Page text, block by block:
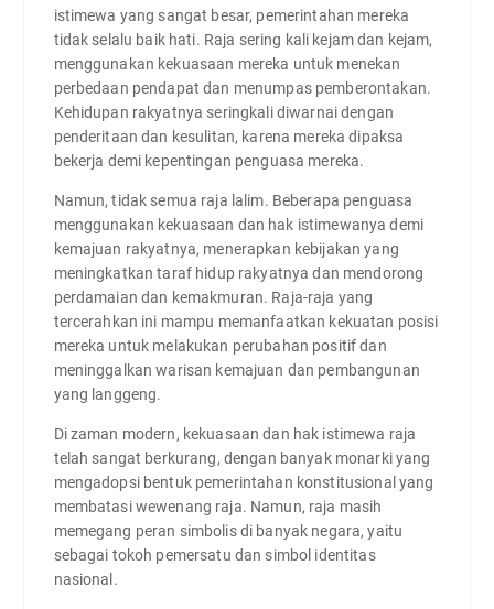
istimewa yang sangat besar, pemerintahan mereka
tidak selalu baik hati. Raja sering kali kejam dan kejam,
menggunakan kekuasaan mereka untuk menekan
perbedaan pendapat dan menumpas pemberontakan.
Kehidupan rakyatnya seringkali diwarnai dengan
penderitaan dan kesulitan, karena mereka dipaksa
bekerja demi kepentingan penguasa mereka.
Namun, tidak semua raja lalim. Beberapa penguasa
menggunakan kekuasaan dan hak istimewanya demi
kemajuan rakyatnya, menerapkan kebijakan yang
meningkatkan taraf hidup rakyatnya dan mendorong
perdamaian dan kemakmuran. Raja-raja yang
tercerahkan ini mampu memanfaatkan kekuatan posisi
mereka untuk melakukan perubahan positif dan
meninggalkan warisan kemajuan dan pembangunan
yang langgeng.
Di zaman modern, kekuasaan dan hak istimewa raja
telah sangat berkurang, dengan banyak monarki yang
mengadopsi bentuk pemerintahan konstitusional yang
membatasi wewenang raja. Namun, raja masih
memegang peran simbolis di banyak negara, yaitu
sebagai tokoh pemersatu dan simbol identitas
nasional.